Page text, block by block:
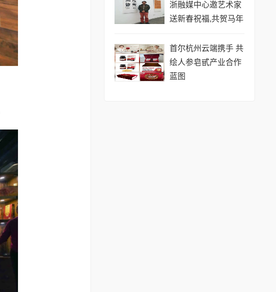
浙融媒中心邀艺术家
送新春祝福,共贺马年
首尔杭州云端携手 共
绘人参皂甙产业合作
蓝图